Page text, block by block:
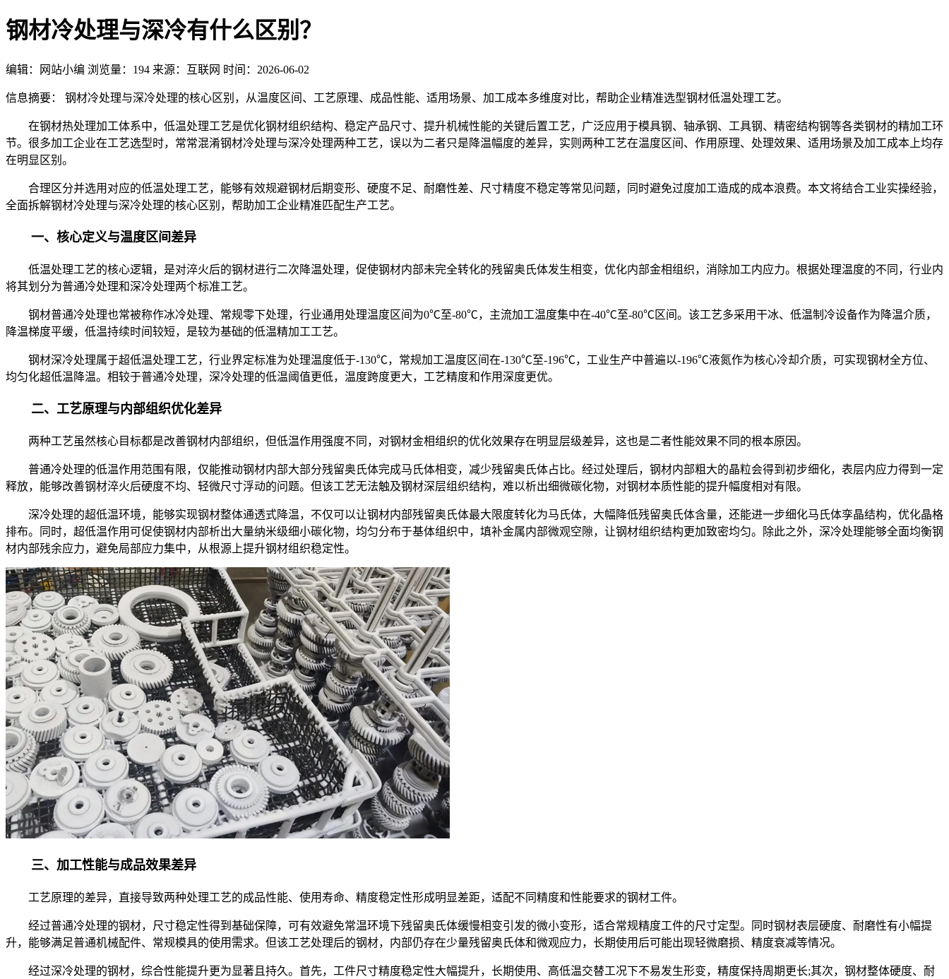
钢材冷处理与深冷有什么区别？
编辑：网站小编 浏览量： 194 来源：互联网 时间：2026-06-02
信息摘要： 钢材冷处理与深冷处理的核心区别，从温度区间、工艺原理、成品性能、适用场景、加工成本多维度对比，帮助企业精准选型钢材低温处理工艺。
在钢材热处理加工体系中，低温处理工艺是优化钢材组织结构、稳定产品尺寸、提升机械性能的关键后置工艺，广泛应用于模具钢、轴承钢、工具钢、精密结构钢等各类钢材的精加工环
节。很多加工企业在工艺选型时，常常混淆钢材冷处理与深冷处理两种工艺，误以为二者只是降温幅度的差异，实则两种工艺在温度区间、作用原理、处理效果、适用场景及加工成本上均存
在明显区别。
合理区分并选用对应的低温处理工艺，能够有效规避钢材后期变形、硬度不足、耐磨性差、尺寸精度不稳定等常见问题，同时避免过度加工造成的成本浪费。本文将结合工业实操经验，
全面拆解钢材冷处理与深冷处理的核心区别，帮助加工企业精准匹配生产工艺。
一、核心定义与温度区间差异
低温处理工艺的核心逻辑，是对淬火后的钢材进行二次降温处理，促使钢材内部未完全转化的残留奥氏体发生相变，优化内部金相组织，消除加工内应力。根据处理温度的不同，行业内
将其划分为普通冷处理和深冷处理两个标准工艺。
钢材普通冷处理也常被称作冰冷处理、常规零下处理，行业通用处理温度区间为0℃至-80℃，主流加工温度集中在-40℃至-80℃区间。该工艺多采用干冰、低温制冷设备作为降温介质，
降温梯度平缓，低温持续时间较短，是较为基础的低温精加工工艺。
钢材深冷处理属于超低温处理工艺，行业界定标准为处理温度低于-130℃，常规加工温度区间在-130℃至-196℃，工业生产中普遍以-196℃液氮作为核心冷却介质，可实现钢材全方位、
均匀化超低温降温。相较于普通冷处理，深冷处理的低温阈值更低，温度跨度更大，工艺精度和作用深度更优。
二、工艺原理与内部组织优化差异
两种工艺虽然核心目标都是改善钢材内部组织，但低温作用强度不同，对钢材金相组织的优化效果存在明显层级差异，这也是二者性能效果不同的根本原因。
普通冷处理的低温作用范围有限，仅能推动钢材内部大部分残留奥氏体完成马氏体相变，减少残留奥氏体占比。经过处理后，钢材内部粗大的晶粒会得到初步细化，表层内应力得到一定
释放，能够改善钢材淬火后硬度不均、轻微尺寸浮动的问题。但该工艺无法触及钢材深层组织结构，难以析出细微碳化物，对钢材本质性能的提升幅度相对有限。
深冷处理的超低温环境，能够实现钢材整体通透式降温，不仅可以让钢材内部残留奥氏体最大限度转化为马氏体，大幅降低残留奥氏体含量，还能进一步细化马氏体孪晶结构，优化晶格
排布。同时，超低温作用可促使钢材内部析出大量纳米级细小碳化物，均匀分布于基体组织中，填补金属内部微观空隙，让钢材组织结构更加致密均匀。除此之外，深冷处理能够全面均衡钢
材内部残余应力，避免局部应力集中，从根源上提升钢材组织稳定性。
三、加工性能与成品效果差异
工艺原理的差异，直接导致两种处理工艺的成品性能、使用寿命、精度稳定性形成明显差距，适配不同精度和性能要求的钢材工件。
经过普通冷处理的钢材，尺寸稳定性得到基础保障，可有效避免常温环境下残留奥氏体缓慢相变引发的微小变形，适合常规精度工件的尺寸定型。同时钢材表层硬度、耐磨性有小幅提
升，能够满足普通机械配件、常规模具的使用需求。但该工艺处理后的钢材，内部仍存在少量残留奥氏体和微观应力，长期使用后可能出现轻微磨损、精度衰减等情况。
经过深冷处理的钢材，综合性能提升更为显著且持久。首先，工件尺寸精度稳定性大幅提升，长期使用、高低温交替工况下不易发生形变，精度保持周期更长;其次，钢材整体硬度、耐